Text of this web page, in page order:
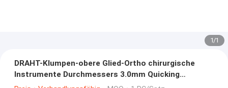
1/1
DRAHT-Klumpen-obere Glied-Ortho chirurgische
Instrumente Durchmessers 3.0mm Quicking
Kopplungs